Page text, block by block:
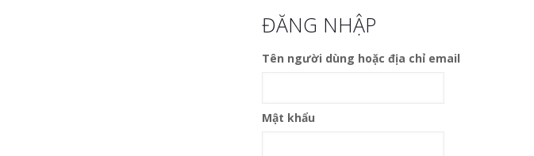
ĐĂNG NHẬP
Tên người dùng hoặc địa chỉ email
Mật khẩu